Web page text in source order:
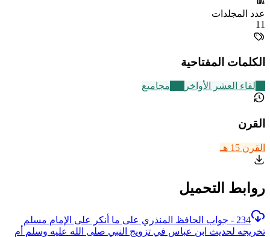
عدد المجلدات
11
الكلمات المفتاحية
لقاء العشر الأواخر مجاميع
القرن
القرن 15 هـ
روابط التحميل
234 - جواب الحافظ المنذري على ما أنكر على الإمام مسلم
تخريجه لحديث ابن عباس في تزويج النبي صلى الله عليه وسلم أم